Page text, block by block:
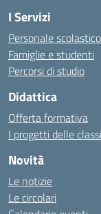
I Servizi
Personale scolastico
Famiglie e studenti
Percorsi di studio
Didattica
Offerta formativa
I progetti delle classi
Novità
Le notizie
Le circolari